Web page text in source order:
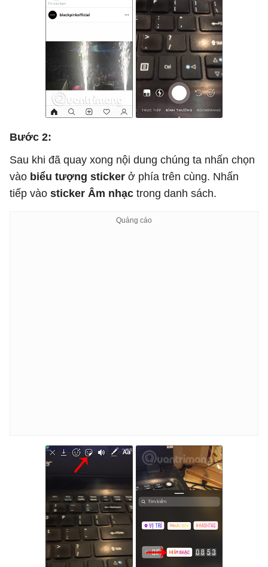
Bước 2:
Sau khi đã quay xong nội dung chúng ta nhấn chọn
vào biểu tượng sticker ở phía trên cùng. Nhấn
tiếp vào sticker Âm nhạc trong danh sách.